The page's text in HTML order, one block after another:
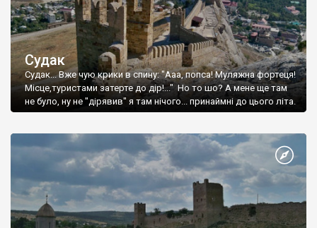
Судак
Судак... Вже чую крики в спину: "Ааа, попса! Муляжна фортеця!
Місце,туристами затерте до дір!..." Но то шо? А мене ще там
не було, ну не "дірявив" я там нічого... принаймні до цього літа.